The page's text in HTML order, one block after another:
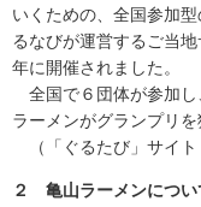
いくための、全国参加
るなびが運営するご当
年に開催されました。
全国で６団体が参加し
ラーメンがグランプ
（「ぐるたび」サイト
２ 亀山ラーメンについ